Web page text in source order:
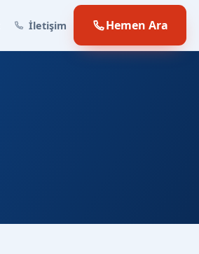
İletişim Hemen Ara